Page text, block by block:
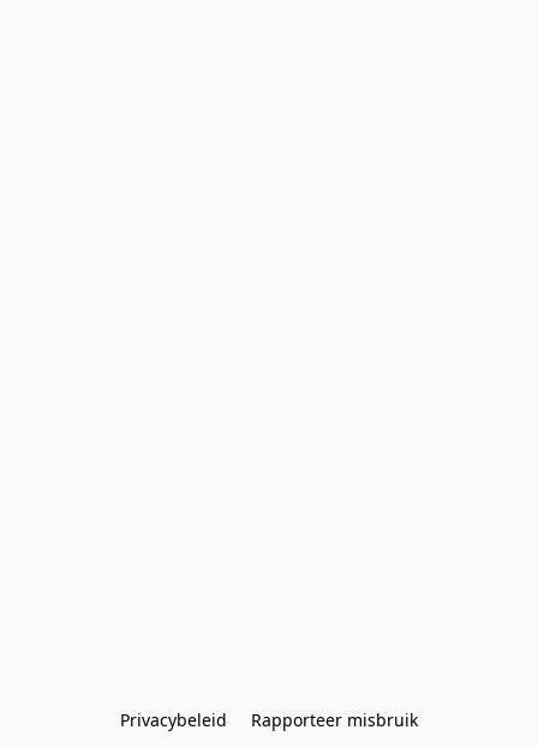
Privacybeleid Rapporteer misbruik